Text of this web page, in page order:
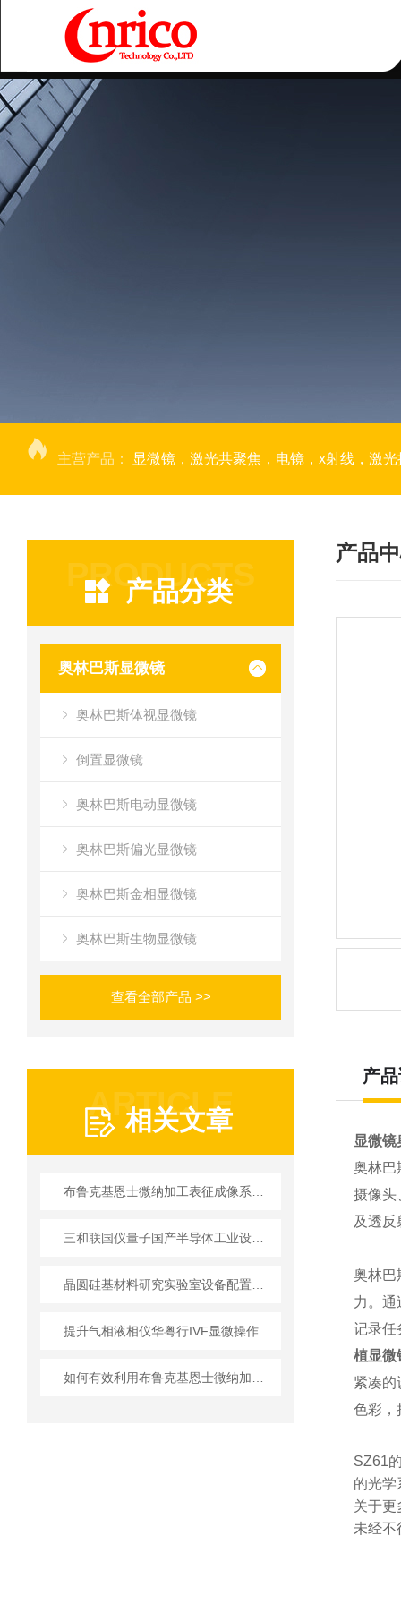
主营产品： 显微镜，激光共聚焦，电镜，x射线，激光捕获显微切割，荧光成像系统，
PRODUCTS
产品分类
奥林巴斯显微镜
奥林巴斯体视显微镜
倒置显微镜
奥林巴斯电动显微镜
奥林巴斯偏光显微镜
奥林巴斯金相显微镜
奥林巴斯生物显微镜
查看全部产品 >>
ARTICLE
相关文章
产品
产
显微镜
奥林巴
摄像头
及透反
奥林巴
力。 通
记录任
植显微
紧凑的
色彩，
SZ61
的光学
关于更
未经不